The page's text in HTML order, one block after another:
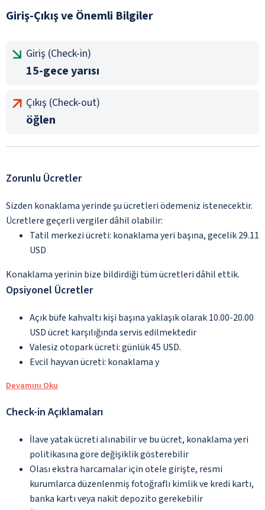
Giriş-Çıkış ve Önemli Bilgiler
Giriş (Check-in)
15-gece yarısı
Çıkış (Check-out)
öğlen
Zorunlu Ücretler
Sizden konaklama yerinde şu ücretleri ödemeniz istenecektir.
Ücretlere geçerli vergiler dâhil olabilir:
Tatil merkezi ücreti: konaklama yeri başına, gecelik 29.11
USD
Konaklama yerinin bize bildirdiği tüm ücretleri dâhil ettik.
Opsiyonel Ücretler
Açık büfe kahvaltı kişi başına yaklaşık olarak 10.00-20.00
USD ücret karşılığında servis edilmektedir
Valesiz otopark ücreti: günlük 45 USD.
Evcil hayvan ücreti: konaklama y
Devamını Oku
Check-in Açıklamaları
İlave yatak ücreti alınabilir ve bu ücret, konaklama yeri
politikasına göre değişiklik gösterebilir
Olası ekstra harcamalar için otele girişte, resmi
kurumlarca düzenlenmiş fotoğraflı kimlik ve kredi kartı,
banka kartı veya nakit depozito gerekebilir